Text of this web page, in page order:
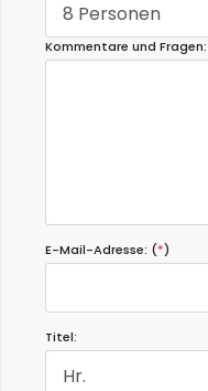
8 Personen
Kommentare und Fragen:
E-Mail-Adresse: (*)
Titel:
Hr.